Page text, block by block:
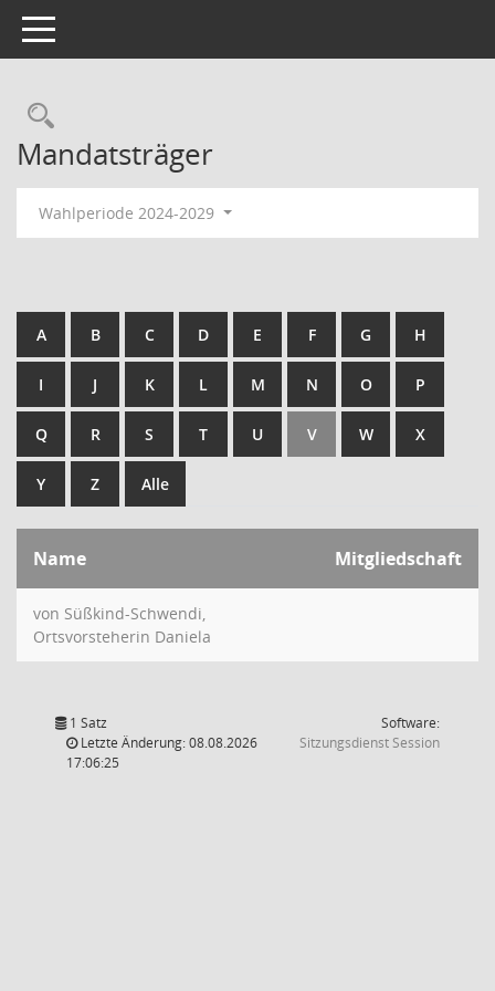
Toggle navigation
Mandatsträger
Wahlperiode 2024-2029
A B C D E F G H
I J K L M N O P
Q R S T U V W X
Y Z Alle
Name Mitgliedschaft
von Süßkind-Schwendi,
Ortsvorsteherin Daniela
1 Satz
Letzte Änderung: 08.08.2026
17:06:25
Software:
Sitzungsdienst Session(Wird in